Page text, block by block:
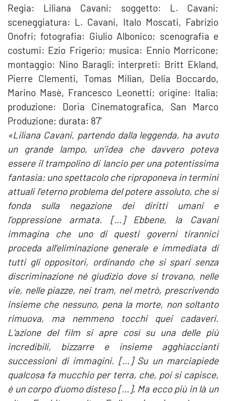
Regia: Liliana Cavani; soggetto: L. Cavani;
sceneggiatura: L. Cavani, Italo Moscati, Fabrizio
Onofri; fotografia: Giulio Albonico; scenografia e
costumi: Ezio Frigerio; musica: Ennio Morricone;
montaggio: Nino Baragli; interpreti: Britt Ekland,
Pierre Clementi, Tomas Milian, Delia Boccardo,
Marino Masè, Francesco Leonetti; origine: Italia;
produzione: Doria Cinematografica, San Marco
Produzione; durata: 87′
«Liliana Cavani, partendo dalla leggenda, ha avuto
un grande lampo, un’idea che davvero poteva
essere il trampolino di lancio per una potentissima
fantasia: uno spettacolo che riproponeva in termini
attuali l’eterno problema del potere assoluto, che si
fonda sulla negazione dei diritti umani e
l’oppressione armata. […] Ebbene, la Cavani
immagina che uno di questi governi tirannici
proceda all’eliminazione generale e immediata di
tutti gli oppositori, ordinando che si spari senza
discriminazione né giudizio dove si trovano, nelle
vie, nelle piazze, nei tram, nel metrò, prescrivendo
insieme che nessuno, pena la morte, non soltanto
rimuova, ma nemmeno tocchi quei cadaveri.
L’azione del film si apre così su una delle più
incredibili, bizzarre e insieme agghiaccianti
successioni di immagini. […] Su un marciapiede
qualcosa fa mucchio per terra, che, poi si capisce,
è un corpo d’uomo disteso […]. Ma ecco più in là un